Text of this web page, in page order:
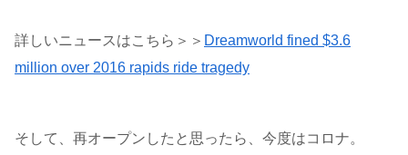
詳しいニュースはこちら＞＞ Dreamworld fined $3.6
million over 2016 rapids ride tragedy
そして、再オープンしたと思ったら、今度はコロナ。